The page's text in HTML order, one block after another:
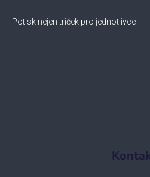
Potisk nejen triček pro jednotlivce